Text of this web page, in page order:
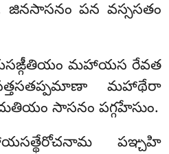
జినసాసనం పన వస్ససతం
మహాయస రేవత
మహాథేరా
సాసనం పగ్గహేసుం.
పఞ్చహి